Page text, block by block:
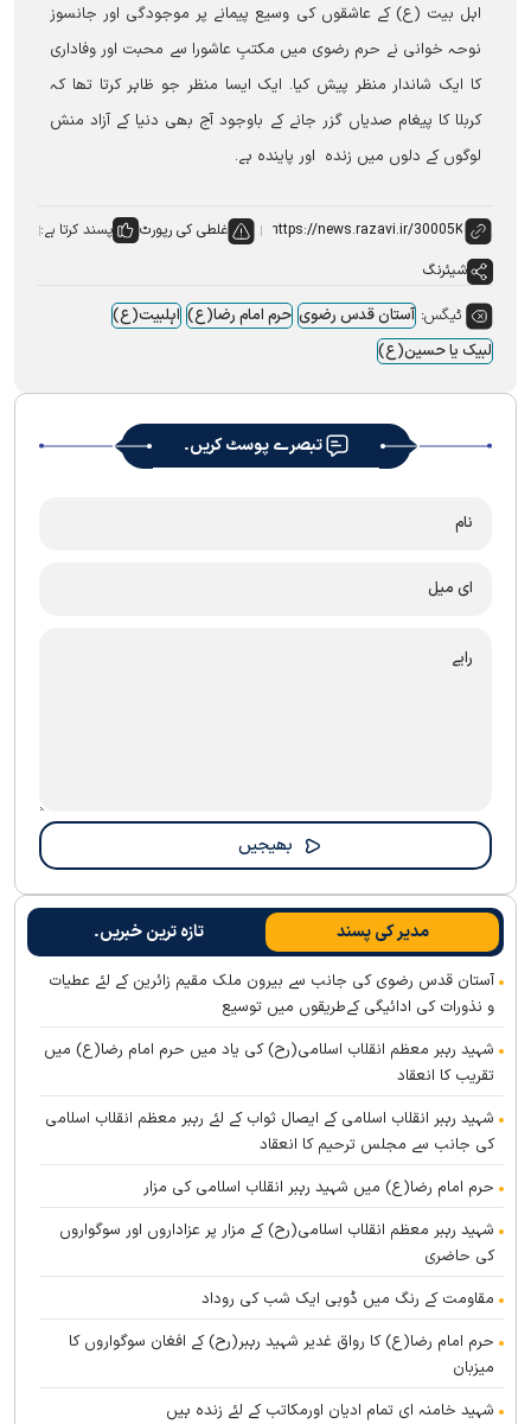
اہل بیت (ع) کے عاشقوں کی وسیع پیمانے پر موجودگی اور جانسوز
نوحہ خوانی نے حرم رضوی میں مکتبِ عاشورا سے محبت اور وفاداری
کا ایک شاندار منظر پیش کیا۔ ایک ایسا منظر جو ظاہر کرتا تھا کہ
کربلا کا پیغام صدیاں گزر جانے کے باوجود آج بھی دنیا کے آزاد منش
لوگوں کے دلوں میں زندہ اور پایندہ ہے۔
غلطی کی رپورٹ
پسند کرتا ہے:
شیئرنگ
ٹیگس: آستان قدس رضوی حرم امام رضا(ع) اہلبیت(ع)
لبیک یا حسین(ع)
تبصرے پوسٹ کریں۔
مدیر کی پسند تازہ ترین خبریں۔
آستان قدس رضوی کی جانب سے بیرون ملک مقیم زائرین کے لئے عطیات
و نذورات کی ادائیگی کےطریقوں میں توسیع
شہید رہبر معظم انقلاب اسلامی(رح) کی یاد میں حرم امام رضا(ع) میں
تقریب کا انعقاد
شہید رہبر انقلاب اسلامی کے ایصال ثواب کے لئے رہبر معظم انقلاب اسلامی
کی جانب سے مجلس ترحیم کا انعقاد
حرم امام رضا(ع) میں شہید رہبر انقلاب اسلامی کی مزار
شہید رہبر معظم انقلاب اسلامی(رح) کے مزار پر عزاداروں اور سوگواروں
کی حاضری
مقاومت کے رنگ میں ڈوبی ایک شب کی روداد
حرم امام رضا(ع) کا رواق غدیر شہید رہبر(رح) کے افغان سوگواروں کا
میزبان
شہید خامنہ ای تمام ادیان اورمکاتب کے لئے زندہ ہيں